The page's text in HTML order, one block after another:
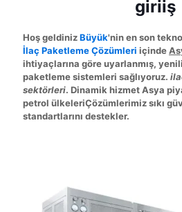
giriiş
Hoş geldinizBüyük'nin en son
İlaç Paketleme Çözümleri içinde
ihtiyaçlarına göre uyarlanmış,
paketleme sistemleri sağlıyoruz.
sektörleri. Dinamik hizmetAsya
petrol ülkeleriÇözümlerimiz sıkı
standartlarını destekler.